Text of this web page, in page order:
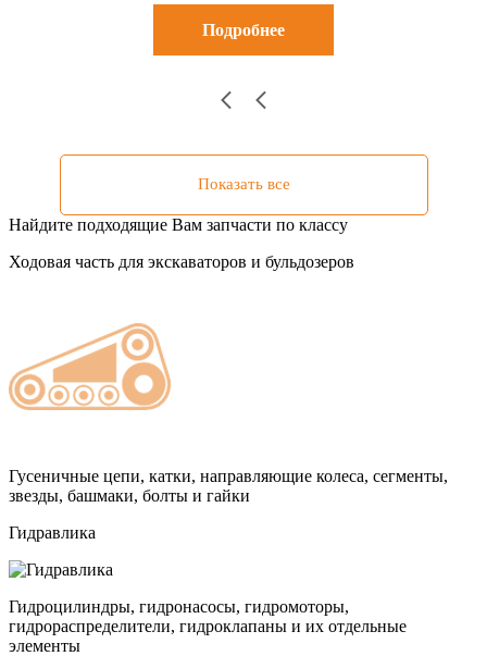
Подробнее
Показать все
Найдите подходящие Вам запчасти по классу
Ходовая часть для экскаваторов и бульдозеров
Гусеничные цепи, катки, направляющие колеса, сегменты,
звезды, башмаки, болты и гайки
Гидравлика
Гидроцилиндры, гидронасосы, гидромоторы,
гидрораспределители, гидроклапаны и их отдельные
элементы